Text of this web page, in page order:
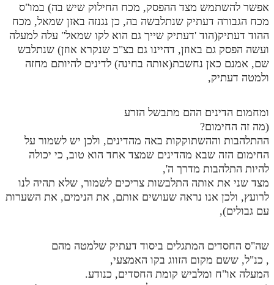
אפשר להשתמש מצד ההפסק, מכח החילוק שיש בה) במו"ס
מכח הגבורה דעתיק שנתלבשה בה, כן נגנזה באזן שמאל, מכח
ההוד דעתיק(הוד 'דעתיק שייך גם הוא לקו שמאל" עלה למעלה
ועשה הפסק גם באוזן, דהיינו גם בצ"ב שנקרא אוזן) שנתלבש
שם, אמנם כאן נחשבת(אותה בחינה) לדינים להיותם מחזה
ולמטה דעתיק,
ומחמום הדינים ההם מתבשל הזרע
(מה זה החימום?
ההתלהבות וההשתוקקות באה מהדינים, ולכן יש לשמור על
החימום הזה שבא מהדינים שמצד אחד הוא טוב, כי יכולה
להיות התלהבות מדרך ה',
מצד שני את אותה התלבשות צריכים לשמור, שלא תהיה לנו
לרועץ, ולכן אנו נראה שעושים אותם, את הנימים, את השערות
עם גבולים),
שה"ס החסדים המתגלים ביסוד דעתיק שלמטה מהם
, כנ"ל, ששם מקום הזווג בקו האמצעי,
המעלה או"ח ומלביש קומת החסדים, כנודע.